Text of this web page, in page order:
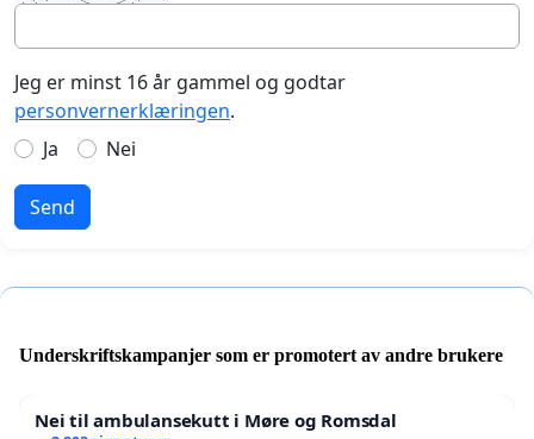
Jeg er minst 16 år gammel og godtar
personvernerklæringen.
Ja
Nei
Send
Underskriftskampanjer som er promotert av andre brukere
Nei til ambulansekutt i Møre og Romsdal